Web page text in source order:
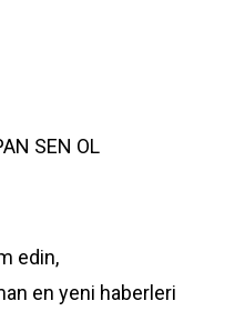
SEN OL
edin,
en yeni haberleri